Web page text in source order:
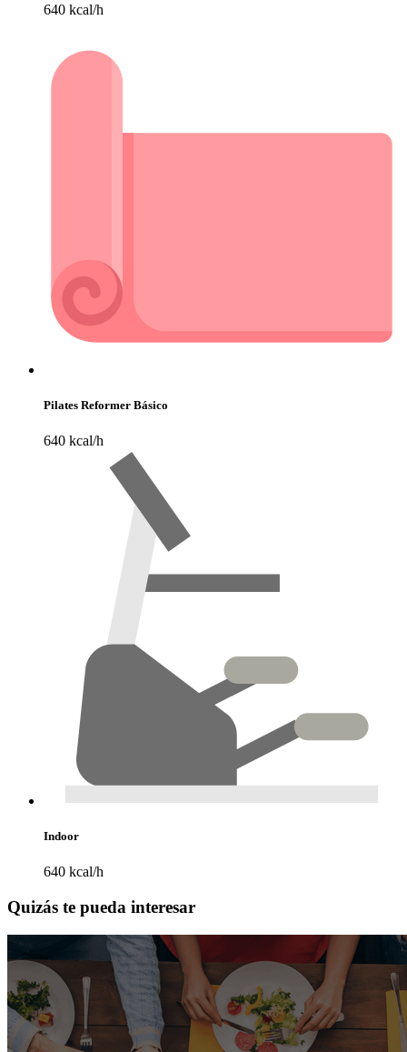
640 kcal/h
Pilates Reformer Básico
640 kcal/h
Indoor
640 kcal/h
Quizás te pueda interesar